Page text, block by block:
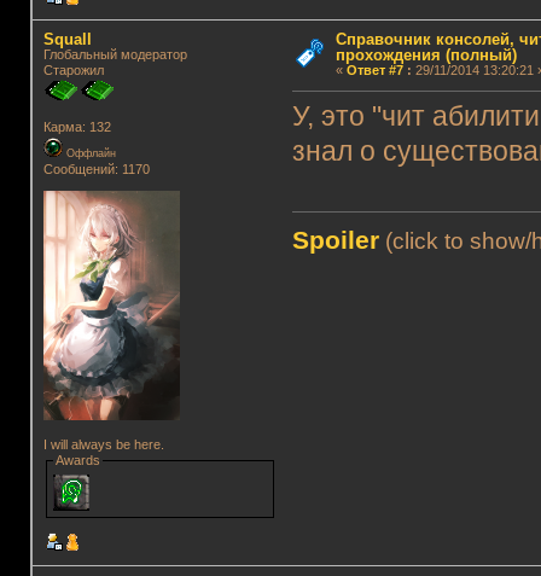
Squall
Глобальный модератор
Старожил
Карма: 132
Оффлайн
Сообщений: 1170
I will always be here.
Awards
Справочник консолей,
прохождения (полный)
« Ответ #7: 29/11/2014 13:20:21
У, это "чит
знал о
Spoiler (click to show/